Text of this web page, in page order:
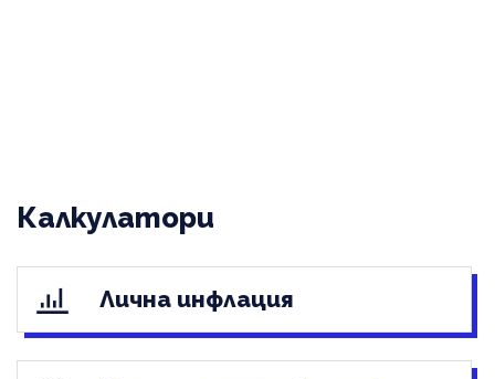
Калкулатори
Лична инфлация